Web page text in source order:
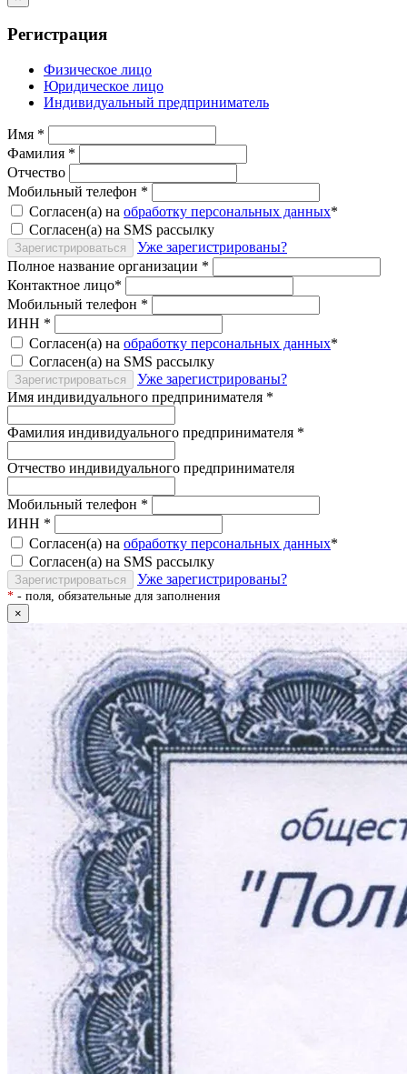
Регистрация
Физическое лицо
Юридическое лицо
Индивидуальный предприниматель
Имя *
Фамилия *
Отчество
Мобильный телефон *
Согласен(а) на обработку персональных данных*
Согласен(а) на SMS рассылку
Зарегистрироваться
Уже зарегистрированы?
Полное название организации *
Контактное лицо*
Мобильный телефон *
ИНН *
Согласен(а) на обработку персональных данных*
Согласен(а) на SMS рассылку
Зарегистрироваться
Уже зарегистрированы?
Имя индивидуального предпринимателя *
Фамилия индивидуального предпринимателя *
Отчество индивидуального предпринимателя
Мобильный телефон *
ИНН *
Согласен(а) на обработку персональных данных*
Согласен(а) на SMS рассылку
Зарегистрироваться Уже зарегистрированы?
* - поля, обязательные для заполнения
×